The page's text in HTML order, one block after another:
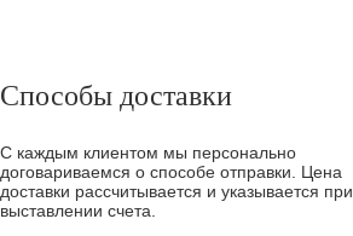
Способы доставки
С каждым клиентом мы персонально
договариваемся о способе отправки. Цена
доставки рассчитывается и указывается при
выставлении счета.